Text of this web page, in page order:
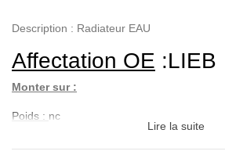
Description : Radiateur EAU
Affectation OE :LIEB
Monter sur :
Poids : nc
Lire la suite